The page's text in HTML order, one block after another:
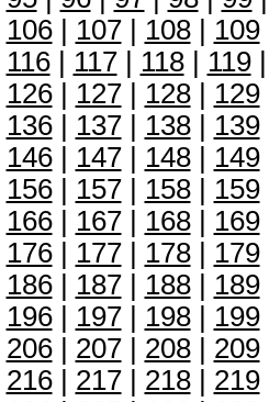
106| 107| 108| 109|
116| 117| 118| 119|
126| 127| 128| 129|
136| 137| 138| 139|
146| 147| 148| 149|
156| 157| 158| 159|
166| 167| 168| 169|
176| 177| 178| 179|
186| 187| 188| 189|
196| 197| 198| 199|
206| 207| 208| 209|
216| 217| 218| 219|